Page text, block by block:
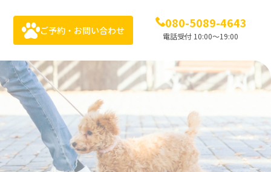
ご予約・お問い合わせ 080-5089-4643
電話受付 10:00〜19:00